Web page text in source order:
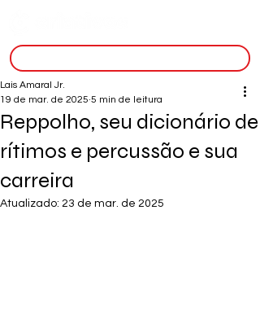
Reppolho, seu dicionário de
rítimos e percussão e sua
carreira
Lais Amaral Jr.
19 de mar. de 2025 5 min de leitura
Atualizado: 23 de mar. de 2025